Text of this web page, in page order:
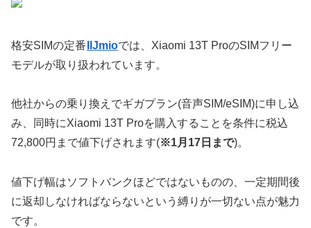
格安SIMの定番 IIJmioでは、Xiaomi 13T ProのSIMフリー
モデルが取り扱われています。
他社からの乗り換えでギガプラン(音声SIM/eSIM)に申し込
み、同時にXiaomi 13T Proを購入することを条件に税込
72,800円まで値下げされます(※1月17日まで)。
値下げ幅はソフトバンクほどではないものの、一定期間後
に返却しなければならないという縛りが一切ない点が魅力
です。